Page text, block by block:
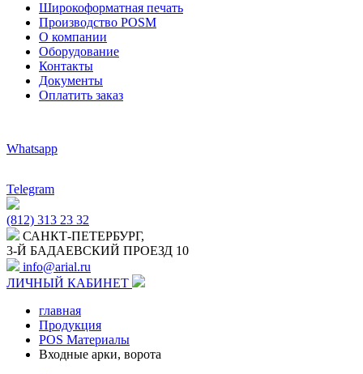
Широкоформатная печать
Производство POSM
О компании
Оборудование
Контакты
Документы
Оплатить заказ
Whatsapp
Telegram
(812) 313 23 32
САНКТ-ПЕТЕРБУРГ,
3-Й БАДАЕВСКИЙ ПРОЕЗД 10
info@arial.ru
ЛИЧНЫЙ КАБИНЕТ
главная
Продукция
POS Материалы
Входные арки, ворота